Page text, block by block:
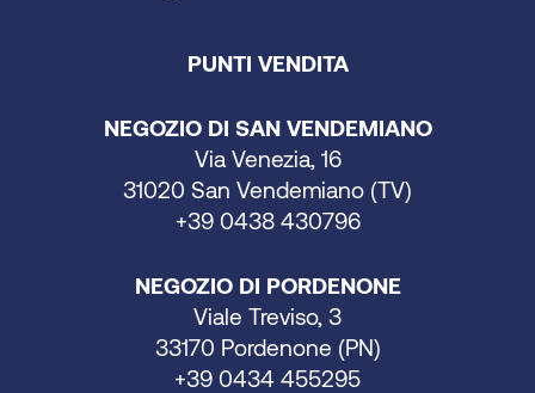
PUNTI VENDITA
NEGOZIO DI SAN VENDEMIANO
Via Venezia, 16
31020 San Vendemiano (TV)
+39 0438 430796
NEGOZIO DI PORDENONE
Viale Treviso, 3
33170 Pordenone (PN)
+39 0434 455295